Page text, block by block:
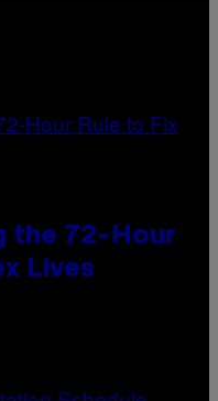
the 72-Hour
Lives